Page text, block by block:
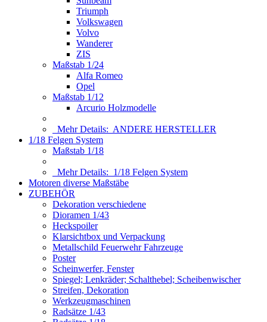
Triumph
Volkswagen
Volvo
Wanderer
ZIS
Maßstab 1/24
Alfa Romeo
Opel
Maßstab 1/12
Arcurio Holzmodelle
Mehr Details: ANDERE HERSTELLER
1/18 Felgen System
Maßstab 1/18
Mehr Details: 1/18 Felgen System
Motoren diverse Maßstäbe
ZUBEHÖR
Dekoration verschiedene
Dioramen 1/43
Heckspoiler
Klarsichtbox und Verpackung
Metallschild Feuerwehr Fahrzeuge
Poster
Scheinwerfer, Fenster
Spiegel; Lenkräder; Schalthebel; Scheibenwischer
Streifen, Dekoration
Werkzeugmaschinen
Radsätze 1/43